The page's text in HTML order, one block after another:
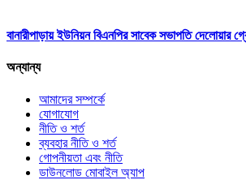
বানারীপাড়ায় ইউনিয়ন বিএনপির সাবেক সভাপতি দেলোয়ার
অন্যান্য
আমাদের সম্পর্কে
যোগাযোগ
নীতি ও শর্ত
ব্যবহার নীতি ও শর্ত
গোপনীয়তা এবং নীতি
ডাউনলোড মোবাইল অ্যাপ